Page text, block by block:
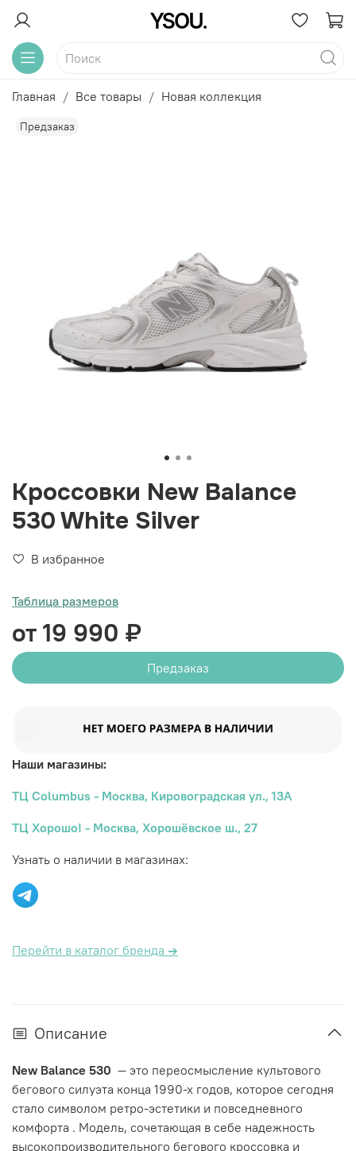
Главная Все товары Новая коллекция
Предзаказ
Кроссовки New Balance
530 White Silver
В избранное
Таблица размеров
от 19 990 ₽
Предзаказ
Наши магазины:
ТЦ Columbus - Москва, Кировоградская ул., 13А
ТЦ Хорошо! - Москва, Хорошёвское ш., 27
Узнать о наличии в магазинах:
Перейти в каталог бренда →
Описание
New Balance 530 — это переосмысление культового
бегового силуэта конца 1990-х годов, которое сегодня
стало символом ретро-эстетики и повседневного
комфорта . Модель, сочетающая в себе надежность
высокопроизводительного бегового кроссовка и